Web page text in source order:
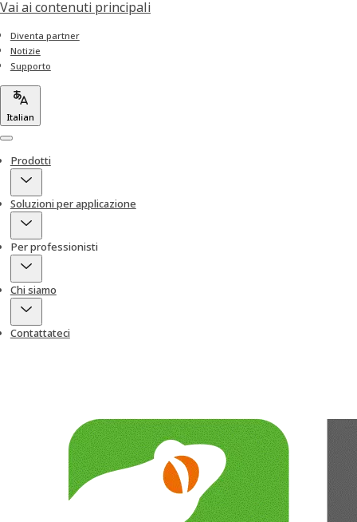
Vai ai contenuti principali
Diventa partner
Notizie
Supporto
Italian
Menu
Prodotti
Soluzioni per applicazione
Per professionisti
Chi siamo
Contattateci